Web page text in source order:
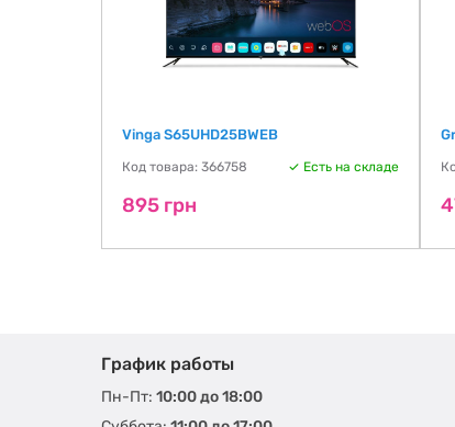
Vinga S65UHD25BWEB
Код товара: 366758 Есть на складе
895 грн
График работы
Пн-Пт: 10:00 до 18:00